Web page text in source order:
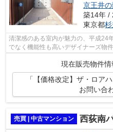
京王井
築14年 /
東京都
清潔感のある室内が魅力の、平成24
でなく機能性も高いデザイナーズ物
感のある室内が魅力の中古マンショ
現在販売物件情
「【価格改定】ザ・ロ
お問い合
売買 | 中古マンション 西荻南